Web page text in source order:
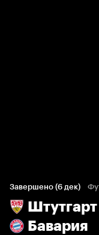
Завершено (6 дек)
Штутгарт
Бавария
17%